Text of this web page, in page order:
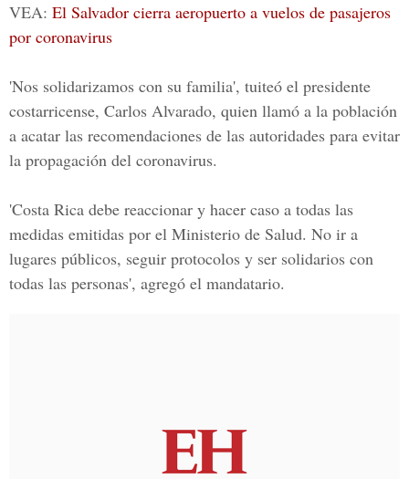
VEA: El Salvador cierra aeropuerto a vuelos de pasajeros
por coronavirus
'Nos solidarizamos con su familia', tuiteó el presidente
costarricense, Carlos Alvarado, quien llamó a la población
a acatar las recomendaciones de las autoridades para evitar
la propagación del coronavirus.
'Costa Rica debe reaccionar y hacer caso a todas las
medidas emitidas por el Ministerio de Salud. No ir a
lugares públicos, seguir protocolos y ser solidarios con
todas las personas', agregó el mandatario.